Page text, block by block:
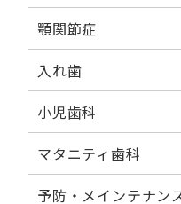
顎関節症
入れ歯
小児歯科
マタニティ歯科
予防・メインテナン